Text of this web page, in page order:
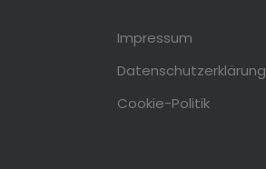
Impressum
Datenschutzerklärung
Cookie-Politik